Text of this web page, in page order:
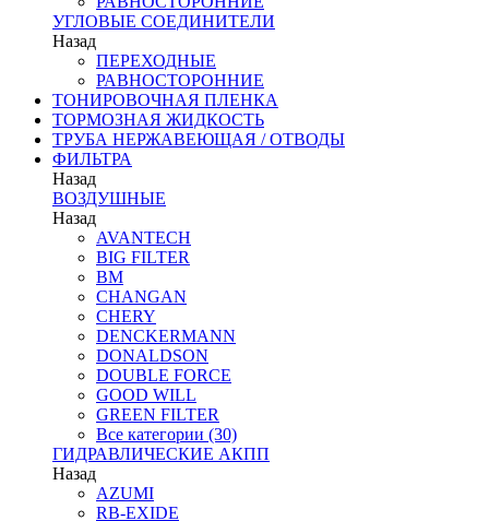
УГЛОВЫЕ СОЕДИНИТЕЛИ
Назад
ПЕРЕХОДНЫЕ
РАВНОСТОРОННИЕ
ТОНИРОВОЧНАЯ ПЛЕНКА
ТОРМОЗНАЯ ЖИДКОСТЬ
ТРУБА НЕРЖАВЕЮЩАЯ / ОТВОДЫ
ФИЛЬТРА
Назад
ВОЗДУШНЫЕ
Назад
AVANTECH
BIG FILTER
BM
CHANGAN
CHERY
DENCKERMANN
DONALDSON
DOUBLE FORCE
GOOD WILL
GREEN FILTER
Все категории (30)
ГИДРАВЛИЧЕСКИЕ АКПП
Назад
AZUMI
RB-EXIDE